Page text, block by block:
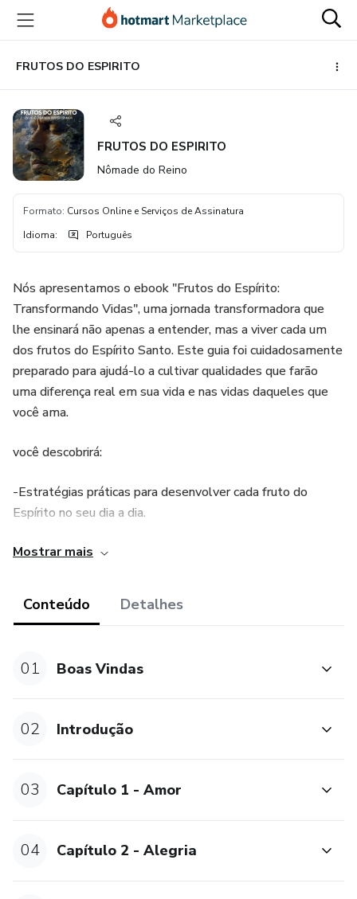
para
conteúdo
principal
para
pagamento
para
rodapéFRUTOS DO ESPIRITO
FRUTOS DO ESPIRITO
Nômade do Reino
Formato: Cursos Online e Serviços de Assinatura
Idioma: Português
Nós apresentamos o ebook "Frutos do Espírito:
Transformando Vidas", uma jornada transformadora que
lhe ensinará não apenas a entender, mas a viver cada um
dos frutos do Espírito Santo. Este guia foi cuidadosamente
preparado para ajudá-lo a cultivar qualidades que farão
uma diferença real em sua vida e nas vidas daqueles que
você ama.
você descobrirá:
-Estratégias práticas para desenvolver cada fruto do
Espírito no seu dia a dia.
-Reflexões profundas sobre como esses frutos podem ser
Muitos de nós lutamos para manter a calma e a
enfrentamos adversidades.
no link abaixo para adquirir seu exemplar de "Frutos do
Espírito: Transformando Vidas" agora mesmo e comece a
Mostrar mais
Conteúdo Detalhes
01 Boas Vindas
02 Introdução
03 Capítulo 1 - Amor
04 Capítulo 2 - Alegria